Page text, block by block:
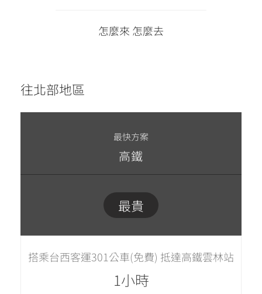
怎麼來 怎麼去
往北部地區
最快方案
高鐵
最貴
搭乘台西客運301公車(免費) 抵達高鐵雲林站
1小時